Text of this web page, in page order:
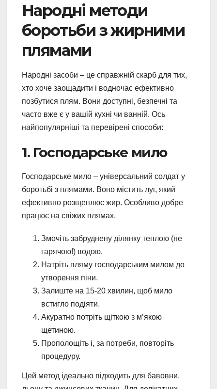
Народні методи
боротьби з жирними
плямами
Народні засоби – це справжній скарб для тих,
хто хоче заощадити і водночас ефективно
позбутися плям. Вони доступні, безпечні та
часто вже є у вашій кухні чи ванній. Ось
найпопулярніші та перевірені способи:
1. Господарське мило
Господарське мило – універсальний солдат у
боротьбі з плямами. Воно містить луг, який
ефективно розщеплює жир. Особливо добре
працює на свіжих плямах.
Змочіть забруднену ділянку теплою (не
гарячою!) водою.
Натріть пляму господарським милом до
утворення піни.
Залиште на 15-20 хвилин, щоб мило
встигло подіяти.
Акуратно потріть щіткою з м’якою
щетиною.
Прополощіть і, за потреби, повторіть
процедуру.
Цей метод ідеально підходить для бавовни,